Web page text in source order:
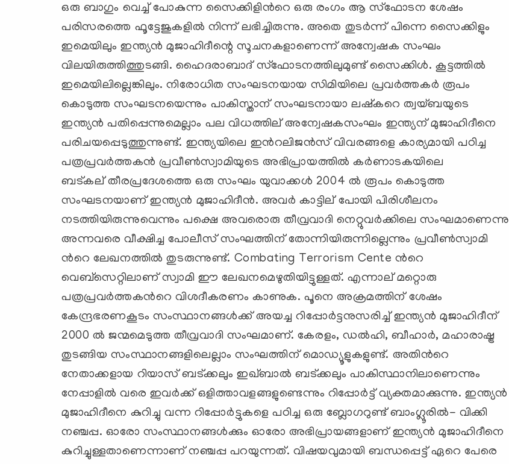
ഒരു ബാഗും വെച്ച് പോകുന്ന സൈക്കിളിന്‍റെ ഒരു രംഗം ആ സ്ഫോടന ശേഷം
പരിസരത്തെ ഫൂട്ടേജുകളില്‍ നിന്ന് ലഭിച്ചിരുന്നു. അതെ തുടര്‍ന്ന് പിന്നെ സൈക്കിളും
ഇമെയിലും ഇന്ത്യന്‍ മുജാഹിദീന്റെ സൂചനകളാണെന്ന് അന്വേഷക സംഘം
വിലയിരുത്തിത്തുടങ്ങി. ഹൈദരാബാദ് സ്ഫോടനത്തിലുമുണ്ട് സൈക്കിള്‍. കൂട്ടത്തില്‍
ഇമെയിലില്ലെങ്കിലും. നിരോധിത സംഘടനയായ സിമിയിലെ പ്രവര്‍ത്തകര്‍ രൂപം
കൊടുത്ത സംഘടനയെന്നും പാകിസ്താന് ‍സംഘടനായാ ലഷ്കറെ ത്വയ്ബയുടെ
ഇന്ത്യന്‍ പതിപ്പെന്നുമെല്ലാം പല വിധത്തില് ‍അന്വേഷകസംഘം ഇന്ത്യന് ‍മുജാഹിദീനെ
പരിചയപ്പെടുത്തുന്നുണ്ട്. ഇന്ത്യയിലെ ഇന്‍റലിജന്‍സ് വിവരങ്ങളെ കാര്യമായി പഠിച്ച
പത്രപ്രവര്‍ത്തകന്‍ പ്രവീണ്‍സ്വാമിയുടെ അഭിപ്രായത്തില്‍ കര്‍ണാടകയിലെ
ബട്കല് ‍തീരപ്രദേശത്തെ ഒരു സംഘം യുവാക്കള്‍ 2004 ല്‍ രൂപം കൊടുത്ത
സംഘടനയാണ് ഇന്ത്യന്‍ മുജാഹിദീന്‍. അവര്‍ കാട്ടില് ‍പോയി പിരിശീലനം
നടത്തിയിരുന്നുവെന്നും പക്ഷെ അവരൊരു തീവ്രവാദി നെറ്റുവര്‍ക്കിലെ സംഘമാണെന്നു
അന്നവരെ വീക്ഷിച്ച പോലീസ് സംഘത്തിന് തോന്നിയിരുന്നില്ലെന്നും പ്രവീണ്‍സ്വാമി
ന്‍റെ ലേഖനത്തില്‍ തുടരുന്നുണ്ട്. Combating Terrorism Cente ന്‍റെ
വെബ്സെറ്റിലാണ് സ്വാമി ഈ ലേഖനമെഴുതിയിട്ടുള്ളത്. എന്നാല് ‍മറ്റൊരു
പത്രപ്രവര്‍ത്തകന്‍റെ വിശദീകരണം കാണുക. പൂനെ അക്രമത്തിന് ശേഷം
കേന്ദ്രഭരണകൂടം സംസ്ഥാനങ്ങള്‍ക്ക് അയച്ച റിപ്പോര്‍ട്ടനുസരിച്ച് ഇന്ത്യന്‍ മുജാഹിദീന്
2000 ല്‍ ജന്മമെടുത്ത തീവ്രവാദി സംഘമാണ്. കേരളം, ഡല്‍ഹി, ബീഹാര്‍, മഹാരാഷ്ട്ര
തുടങ്ങിയ സംസ്ഥാനങ്ങളിലെല്ലാം സംഘത്തിന് മൊഡ്യൂളുകളുണ്ട്. അതിന്‍റെ
നേതാക്കളായ റിയാസ് ബട്ക്കലും ഇഖ്ബാല്‍ ബട്ക്കലും പാകിസ്ഥാനിലാണെന്നും
നേപ്പാളില്‍ വരെ ഇവര്‍ക്ക് ഒളിത്താവളങ്ങളുണ്ടെന്നും റിപ്പോര്‍ട്ട് വ്യക്തമാക്കുന്നു. ഇന്ത്യന്‍
മുജാഹിദീനെ കുറിച്ചു വന്ന റിപ്പോര്‍ട്ടുകളെ പഠിച്ച ഒരു ബ്ലോഗറുണ്ട് ബാംഗ്ലൂരില്‍- വിക്കി
നഞ്ചപ്പ. ഓരോ സംസ്ഥാനങ്ങള്‍ക്കും ഓരോ അഭിപ്രായങ്ങളാണ് ഇന്ത്യന്‍ മുജാഹിദീനെ
കുറിച്ചുള്ളതാണെന്നാണ് നഞ്ചപ്പ പറയുന്നത്. വിഷയവുമായി ബന്ധപ്പെട്ട് ഏറെ പേരെ